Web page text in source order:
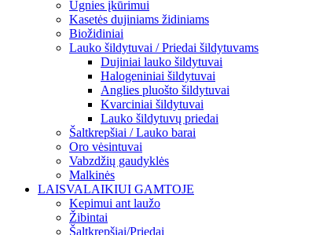
Ugnies įkūrimui
Kasetės dujiniams židiniams
Biožidiniai
Lauko šildytuvai / Priedai šildytuvams
Dujiniai lauko šildytuvai
Halogeniniai šildytuvai
Anglies pluošto šildytuvai
Kvarciniai šildytuvai
Lauko šildytuvų priedai
Šaltkrepšiai / Lauko barai
Oro vėsintuvai
Vabzdžių gaudyklės
Malkinės
LAISVALAIKIUI GAMTOJE
Kepimui ant laužo
Žibintai
Šaltkrepšiai/Priedai